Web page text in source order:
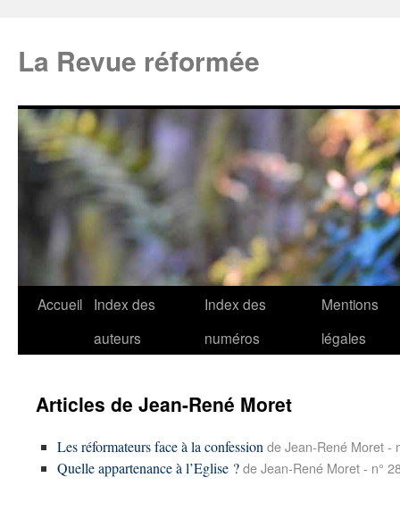
La Revue réformée
Accueil
Index des
auteurs
Index des
numéros
Mentions
légales
Articles de Jean-René Moret
Les réformateurs face à la confession de Jean-René Moret -
Quelle appartenance à l’Eglise ?de Jean-René Moret - n°